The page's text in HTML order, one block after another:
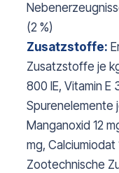
(2 %)
Zusatzstoffe:
Zusatzstoffe je
800 IE, Vitamin E
Spurenelemente
Manganoxid 12
mg, Calciumiodat
Zootechnische